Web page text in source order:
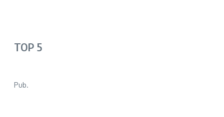
TOP 5
Pub.